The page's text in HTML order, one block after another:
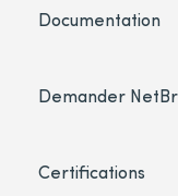
Documentation
Demander
Certifications